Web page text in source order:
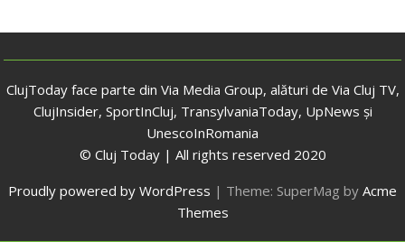
ClujToday face parte din Via Media Group, alături de Via Cluj TV,
ClujInsider, SportInCluj, TransylvaniaToday, UpNews și
UnescoInRomania
© Cluj Today | All rights reserved 2020
Proudly powered by WordPress | Theme: SuperMag by Acme
Themes